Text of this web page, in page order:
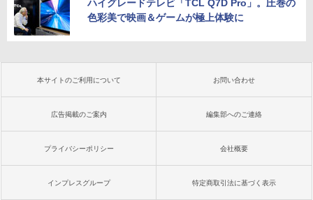
ハイグレードテレビ「TCL Q7D Pro」。圧巻の
色彩美で映画＆ゲームが極上体験に
本サイトのご利用について お問い合わせ
広告掲載のご案内 編集部へのご連絡
プライバシーポリシー 会社概要
インプレスグループ 特定商取引法に基づく表示